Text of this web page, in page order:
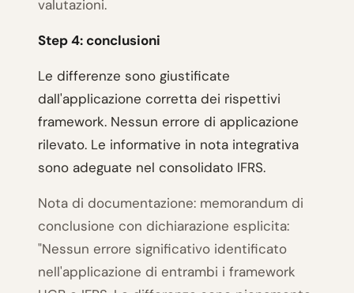
valutazioni.
Step 4: conclusioni
Le differenze sono giustificate
dall'applicazione corretta dei rispettivi
framework. Nessun errore di applicazione
rilevato. Le informative in nota integrativa
sono adeguate nel consolidato IFRS.
Nota di documentazione: memorandum di
conclusione con dichiarazione esplicita:
"Nessun errore significativo identificato
nell'applicazione di entrambi i framework